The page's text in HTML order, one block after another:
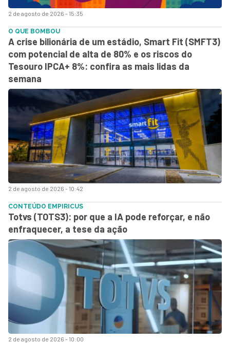
2 de agosto de 2026 - 15:35
2 de agosto de 2026 - 10:42
O QUE BOMBOU
A crise bilionária de um estádio, Smart Fit (SMFT3)
com potencial de alta de 80% e os riscos do
Tesouro IPCA+ 8%: confira as mais lidas da
semana
2 de agosto de 2026 - 10:00
CONTEÚDO EMPIRICUS
Totvs (TOTS3): por que a IA pode reforçar, e não
enfraquecer, a tese da ação